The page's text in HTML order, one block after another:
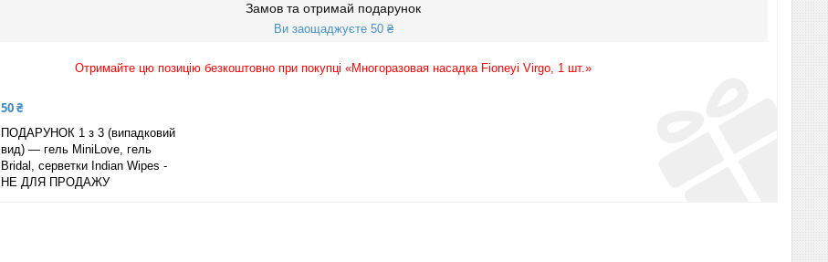
Замов та отримай подарунок
Ви заощаджуєте 50 ₴
Отримайте цю позицію безкоштовно при покупці «Многоразовая насадка Fioneyi Virgo, 1 шт.»
50 ₴
ПОДАРУНОК 1 з 3 (випадковий
вид) — гель MiniLove, гель
Bridal, серветки Indian Wipes -
НЕ ДЛЯ ПРОДАЖУ